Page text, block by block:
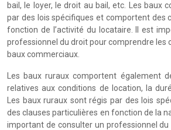
bail, le loyer, le droit au bail, etc. Les baux
par des lois spécifiques et comportent des
fonction de l’activité du locataire. Il est
professionnel du droit pour comprendre les
baux commerciaux.
Les baux ruraux comportent également
relatives aux conditions de location, la
Les baux ruraux sont régis par des lois
des clauses particulières en fonction de la
important de consulter un professionnel